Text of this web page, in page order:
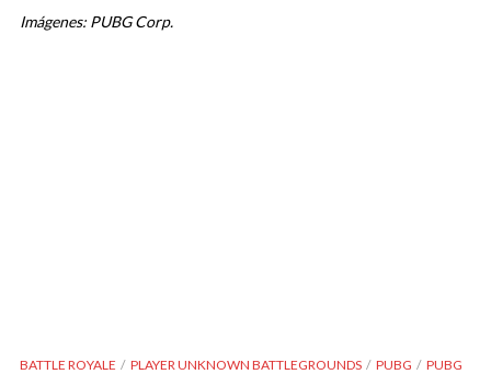
Imágenes: PUBG Corp.
BATTLE ROYALE PLAYER UNKNOWN BATTLEGROUNDS PUBG
PUBG